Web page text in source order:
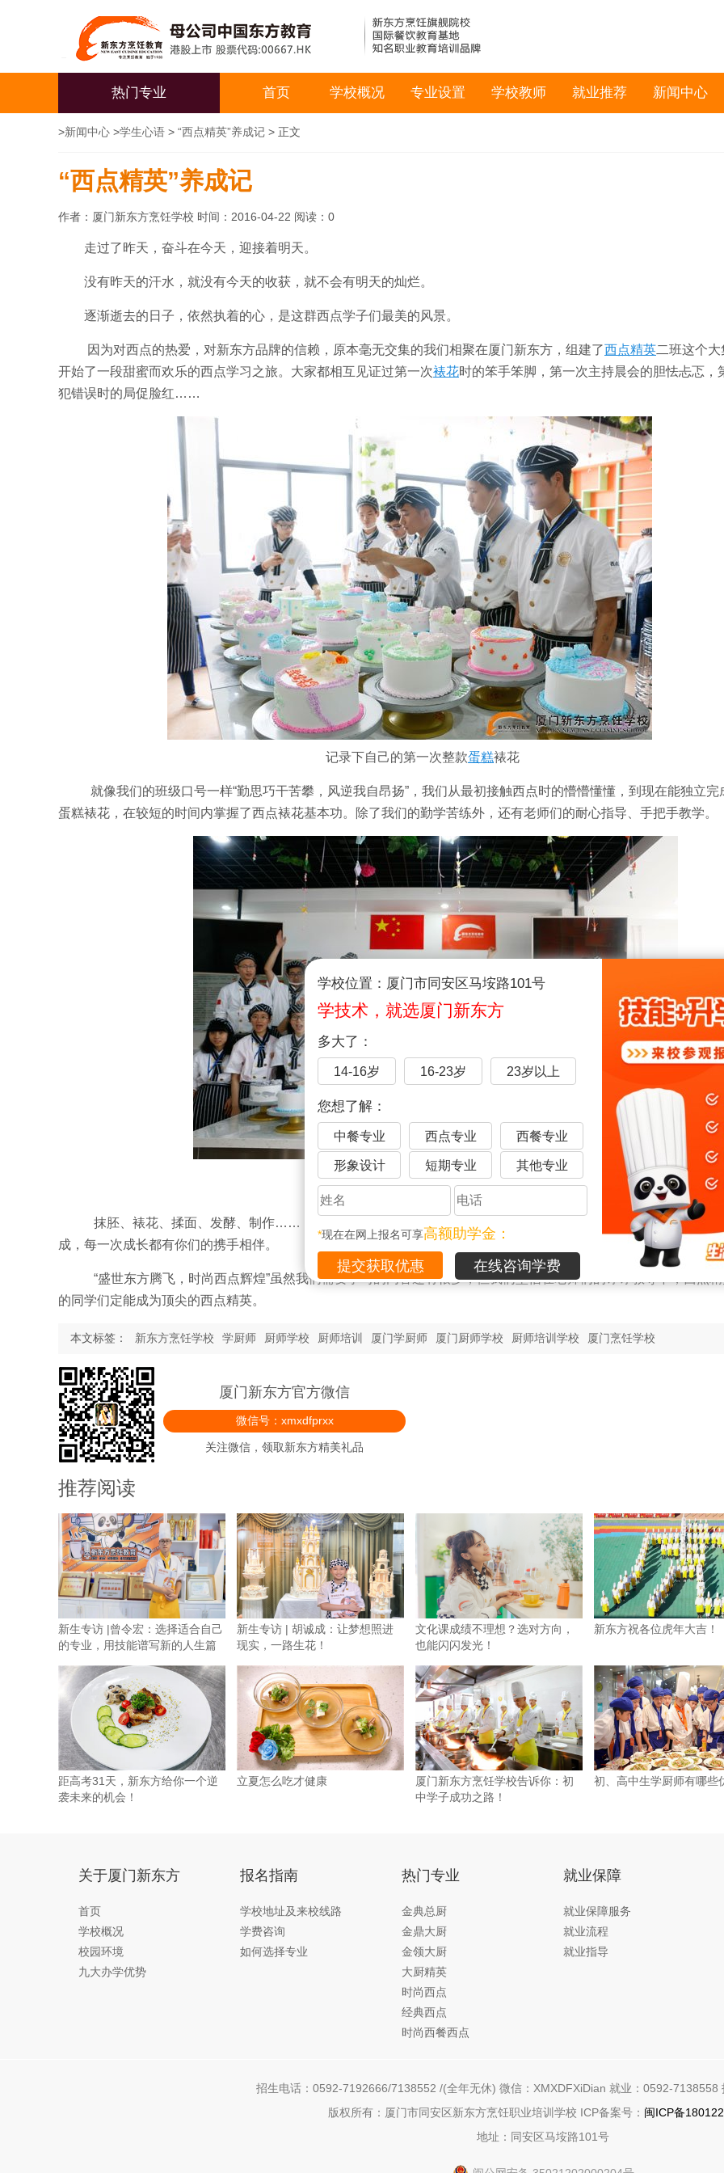
学校位置：厦门市同安区马垵路101号
学技术，就选厦门新东方
多大了：
14-16岁 16-23岁 23岁以上
您想了解：
中餐专业 西点专业 西餐专业
形象设计 短期专业 其他专业
*现在在网上报名可享高额助学金：
在线咨询学费
热门专业 首页 学校概况 专业设置 学校教师 就业推荐 新闻中心
>新闻中心 >学生心语 > “西点精英”养成记 > 正文
“西点精英”养成记
作者：厦门新东方烹饪学校 时间：2016-04-22 阅读： 0
走过了昨天，奋斗在今天，迎接着明天。
没有昨天的汗水，就没有今天的收获，就不会有明天的灿烂。
逐渐逝去的日子，依然执着的心，是这群西点学子们最美的风景。
因为对西点的热爱，对新东方品牌的信赖，原本毫无交集的我们相聚在厦门新东方，组建了西点精英二班这个
开始了一段甜蜜而欢乐的西点学习之旅。大家都相互见证过第一次裱花时的笨手笨脚，第一次主持晨会的胆怯忐忑，
犯错误时的局促脸红……
记录下自己的第一次整款蛋糕裱花
就像我们的班级口号一样“勤思巧干苦攀，风逆我自昂扬”，我们从最初接触西点时的懵懵懂懂，到现在能独立完
蛋糕裱花，在较短的时间内掌握了西点裱花基本功。除了我们的勤学苦练外，还有老师们的耐心指导、手把手教学。
欢乐的大家庭
抹胚、裱花、揉面、发酵、制作……，每一次收获都离“西点精英”更近了一步，每一次突破都在大家的共同见
成，每一次成长都有你们的携手相伴。
“盛世东方腾飞，时尚西点辉煌”虽然我们需要学习的内容还有很多，但我们坚信在老师们的谆谆教导下，西点
的同学们定能成为顶尖的西点精英。
本文标签： 新东方烹饪学校 学厨师 厨师学校 厨师培训 厦门学厨师 厦门厨师学校 厨师培训学校 厦门烹饪学校
厦门新东方官方微信
微信号：xmxdfprxx
关注微信，领取新东方精美礼品
推荐阅读
新生专访 |曾令宏：选择适合自己
的专业，用技能谱写新的人生篇
新生专访 | 胡诚成：让梦想照进
现实，一路生花！
文化课成绩不理想？选对方向，
也能闪闪发光！
新东方祝各位虎年大吉！
距高考31天，新东方给你一个逆
袭未来的机会！
立夏怎么吃才健康
厦门新东方烹饪学校告诉你：初
中学子成功之路！
初、高中生学厨师有哪些
关于厦门新东方
首页
学校概况
校园环境
九大办学优势
报名指南
学校地址及来校线路
学费咨询
如何选择专业
热门专业
金典总厨
金鼎大厨
金领大厨
大厨精英
时尚西点
经典西点
时尚西餐西点
就业保障
就业保障服务
就业流程
就业指导
招生电话：0592-7192666/7138552 /(全年无休) 微信：XMXDFXiDian 就业：0592-7138558
版权所有：厦门市同安区新东方烹饪职业培训学校 ICP备案号： 闽ICP备
地址：同安区马垵路101号